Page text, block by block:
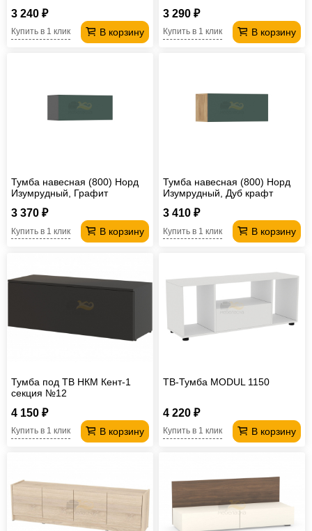
3 240 ₽
В корзину
Купить в 1 клик
3 290 ₽
В корзину
Купить в 1 клик
Тумба навесная (800) Норд
Изумрудный, Графит
3 370 ₽
В корзину
Купить в 1 клик
Тумба навесная (800) Норд
Изумрудный, Дуб крафт
3 410 ₽
В корзину
Купить в 1 клик
Тумба под ТВ НКМ Кент-1
секция №12
4 150 ₽
В корзину
Купить в 1 клик
ТВ-Тумба MODUL 1150
4 220 ₽
В корзину
Купить в 1 клик